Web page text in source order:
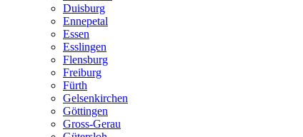
Duisburg
Ennepetal
Essen
Esslingen
Flensburg
Freiburg
Fürth
Gelsenkirchen
Göttingen
Gross-Gerau